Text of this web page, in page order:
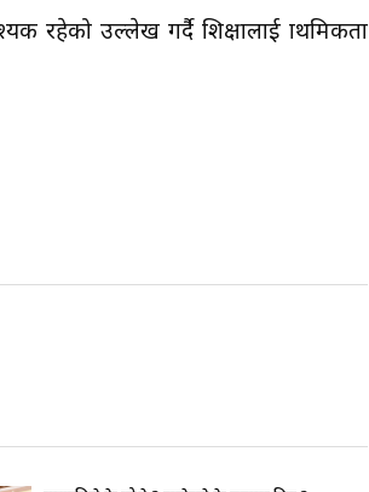
रहेको उल्लेख गर्दै शिक्षालाई प्राथमिकता